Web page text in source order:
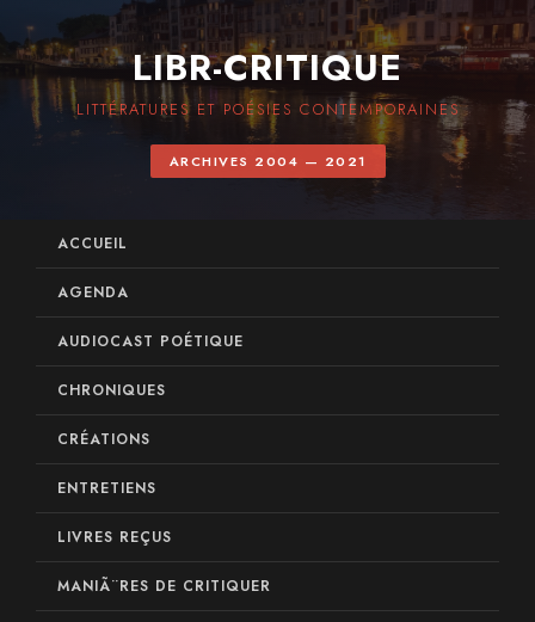
LIBR-CRITIQUE
LITTÉRATURES ET POÉSIES CONTEMPORAINES
ARCHIVES 2004 — 2021
ACCUEIL
AGENDA
AUDIOCAST POÉTIQUE
CHRONIQUES
CRÉATIONS
ENTRETIENS
LIVRES REÇUS
MANIÃ¨RES DE CRITIQUER